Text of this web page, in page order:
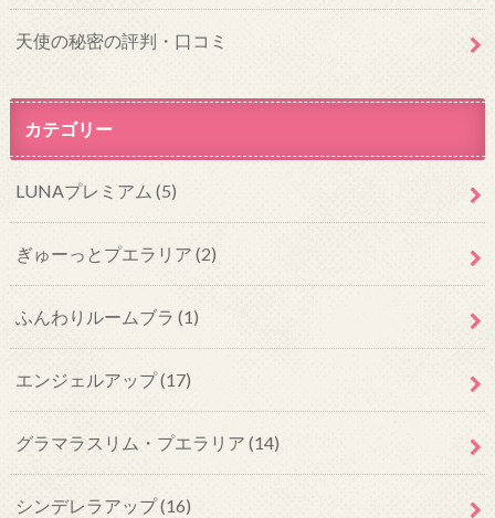
天使の秘密の評判・口コミ
カテゴリー
LUNAプレミアム (5)
ぎゅーっとプエラリア (2)
ふんわりルームブラ (1)
エンジェルアップ(17)
グラマラスリム・プエラリア (14)
シンデレラアップ(16)